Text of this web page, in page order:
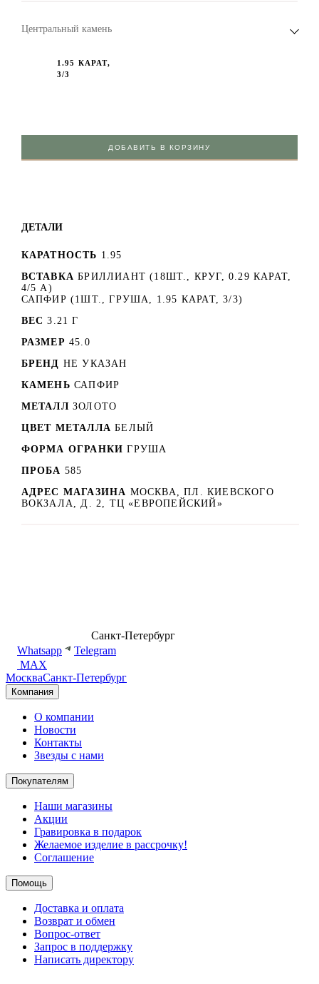
Центральный камень
1.95 КАРАТ,
3/3
ДОБАВИТЬ В КОРЗИНУ
ДЕТАЛИ
КАРАТНОСТЬ 1.95
ВСТАВКА БРИЛЛИАНТ (18ШТ., КРУГ, 0.29 КАРАТ,
4/5 А)
САПФИР (1ШТ., ГРУША, 1.95 КАРАТ, 3/3)
ВЕС 3.21 Г
РАЗМЕР 45.0
БРЕНД НЕ УКАЗАН
КАМЕНЬ САПФИР
МЕТАЛЛ ЗОЛОТО
ЦВЕТ МЕТАЛЛА БЕЛЫЙ
ФОРМА ОГРАНКИ ГРУША
ПРОБА 585
АДРЕС МАГАЗИНА МОСКВА, ПЛ. КИЕВСКОГО
ВОКЗАЛА, Д. 2, ТЦ «ЕВРОПЕЙСКИЙ»
Санкт-Петербург
Whatsapp
Telegram
MAX
МоскваСанкт-Петербург
Компания
О компании
Новости
Контакты
Звезды с нами
Покупателям
Наши магазины
Акции
Гравировка в подарок
Желаемое изделие в рассрочку!
Соглашение
Помощь
Доставка и оплата
Возврат и обмен
Вопрос-ответ
Запрос в поддержку
Написать директору